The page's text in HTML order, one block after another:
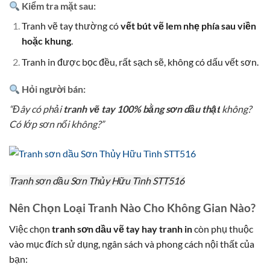
Kiểm tra mặt sau:
Tranh vẽ tay thường cóvết bút vẽ lem nhẹ phía sau viền
hoặc khung.
Tranh in được bọc đều, rất sạch sẽ, không có dấu vết sơn.
Hỏi người bán:
“Đây có phảitranh vẽ tay 100% bằng sơn dầu thật không?
Có lớp sơn nổi không?”
Tranh sơn dầu Sơn Thủy Hữu Tình STT516
Nên Chọn Loại Tranh Nào Cho Không Gian Nào?
Việc chọn tranh sơn dầu vẽ tay hay tranh incòn phụ thuộc
vào mục đích sử dụng, ngân sách và phong cách nội thất của
bạn: